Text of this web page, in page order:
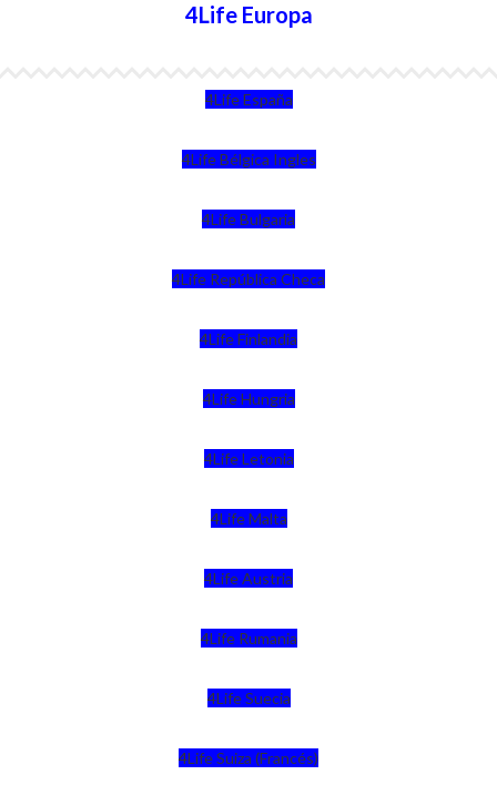
4Life Europa
4Life España
4Life Bélgica Ingles
4Life Bulgaria
4Life República Checa
4Life Finlandia
4Life Hungria
4Life Letonia
4Life Malta
4Life Austria
4Life Rumania
4Life Suecia
4Life Suiza (Francés)